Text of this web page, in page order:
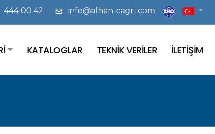
444 00 42 info@alhan-cagri.com
KATALOGLAR TEKNİK VERİLER İLETİŞİM